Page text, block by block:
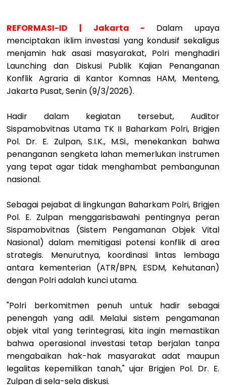
REFORMASI-ID | Jakarta - Dalam upaya
menciptakan iklim investasi yang kondusif sekaligus
menjamin hak asasi masyarakat, Polri menghadiri
Launching dan Diskusi Publik Kajian Penanganan
Konflik Agraria di Kantor Komnas HAM, Menteng,
Jakarta Pusat, Senin (9/3/2026).
Hadir dalam kegiatan tersebut, Auditor
Sispamobvitnas Utama TK II Baharkam Polri, Brigjen
Pol. Dr. E. Zulpan, S.I.K., M.Si., menekankan bahwa
penanganan sengketa lahan memerlukan instrumen
yang tepat agar tidak menghambat pembangunan
nasional.
Sebagai pejabat di lingkungan Baharkam Polri, Brigjen
Pol. E. Zulpan menggarisbawahi pentingnya peran
Sispamobvitnas (Sistem Pengamanan Objek Vital
Nasional) dalam memitigasi potensi konflik di area
strategis. Menurutnya, koordinasi lintas lembaga
antara kementerian (ATR/BPN, ESDM, Kehutanan)
dengan Polri adalah kunci utama.
"Polri berkomitmen penuh untuk hadir sebagai
penengah yang adil. Melalui sistem pengamanan
objek vital yang terintegrasi, kita ingin memastikan
bahwa operasional investasi tetap berjalan tanpa
mengabaikan hak-hak masyarakat adat maupun
legalitas kepemilikan tanah," ujar Brigjen Pol. Dr. E.
Zulpan di sela-sela diskusi.